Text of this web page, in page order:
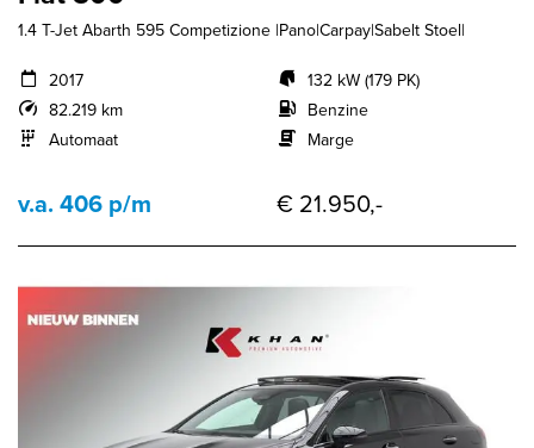
1.4 T-Jet Abarth 595 Competizione |Pano|Carpay|Sabelt Stoel|
2017
82.219 km
Automaat
132 kW (179 PK)
Benzine
Marge
v.a. 406 p/m € 21.950,-